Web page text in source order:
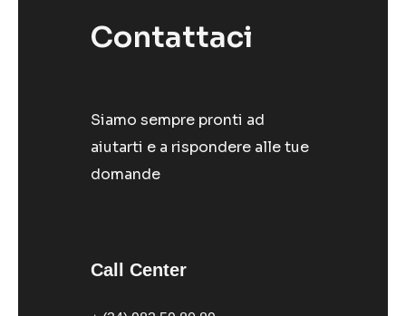
Contattaci
Siamo sempre pronti ad
aiutarti e a rispondere alle tue
domande
Call Center